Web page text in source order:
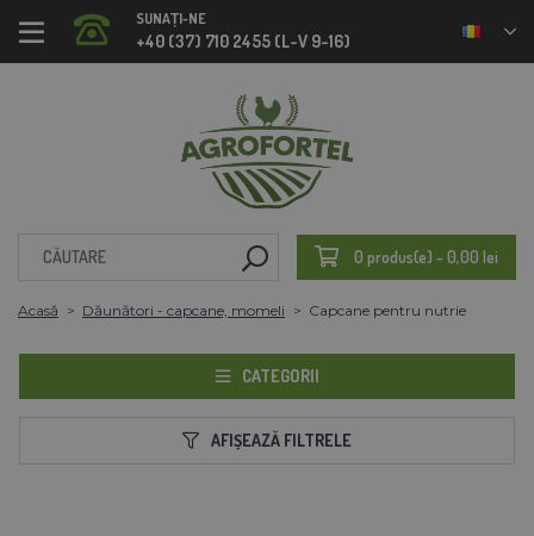
SUNAȚI-NE
+40 (37) 710 2455 (L-V 9-16)
0 produs(e) - 0,00 lei
Acasă Dăunători - capcane, momeli Capcane pentru nutrie
CATEGORII
AFIȘEAZĂ FILTRELE